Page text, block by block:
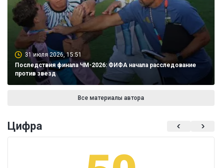
31 июля 2026, 15:51
Последствия финала ЧМ-2026: ФИФА начала расследование
против звезд
Все материалы автора
Цифра